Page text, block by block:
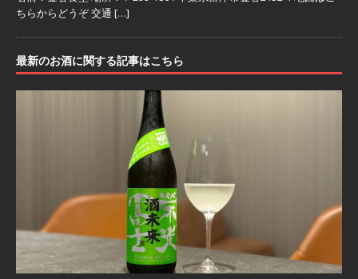
ちらからどうぞ 交通 […]
最新のお酒に関する記事はこちら